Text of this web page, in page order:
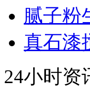
腻子粉
真石漆
24小时资